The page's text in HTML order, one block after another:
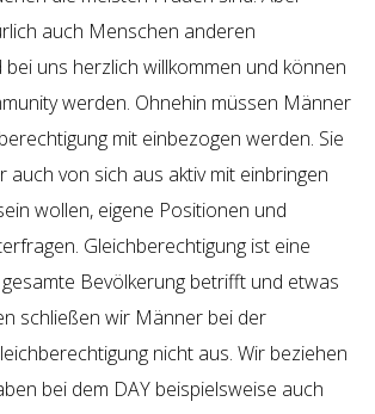
auch Menschen anderen
uns herzlich willkommen und können
werden. Ohnehin müssen Männer
mit einbezogen werden. Sie
auch von sich aus aktiv mit einbringen
wollen, eigene Positionen und
Gleichberechtigung ist eine
Bevölkerung betrifft und etwas
schließen wir Männer bei der
nicht aus. Wir beziehen
bei dem DAY beispielsweise auch